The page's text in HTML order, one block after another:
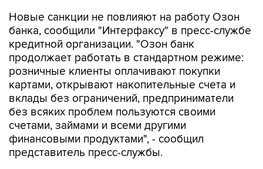
Новые санкции не повлияют на работу Озон
банка, сообщили "Интерфаксу" в пресс-службе
кредитной организации. "Озон банк
продолжает работать в стандартном режиме:
розничные клиенты оплачивают покупки
картами, открывают накопительные счета и
вклады без ограничений, предприниматели
без всяких проблем пользуются своими
счетами, займами и всеми другими
финансовыми продуктами", - сообщил
представитель пресс-службы.